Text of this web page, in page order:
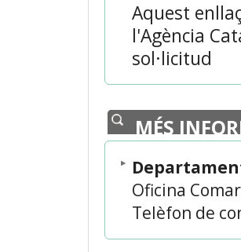
Aquest
l'Agència
sol·licitud
MÉS
Oficina
Telèfon de